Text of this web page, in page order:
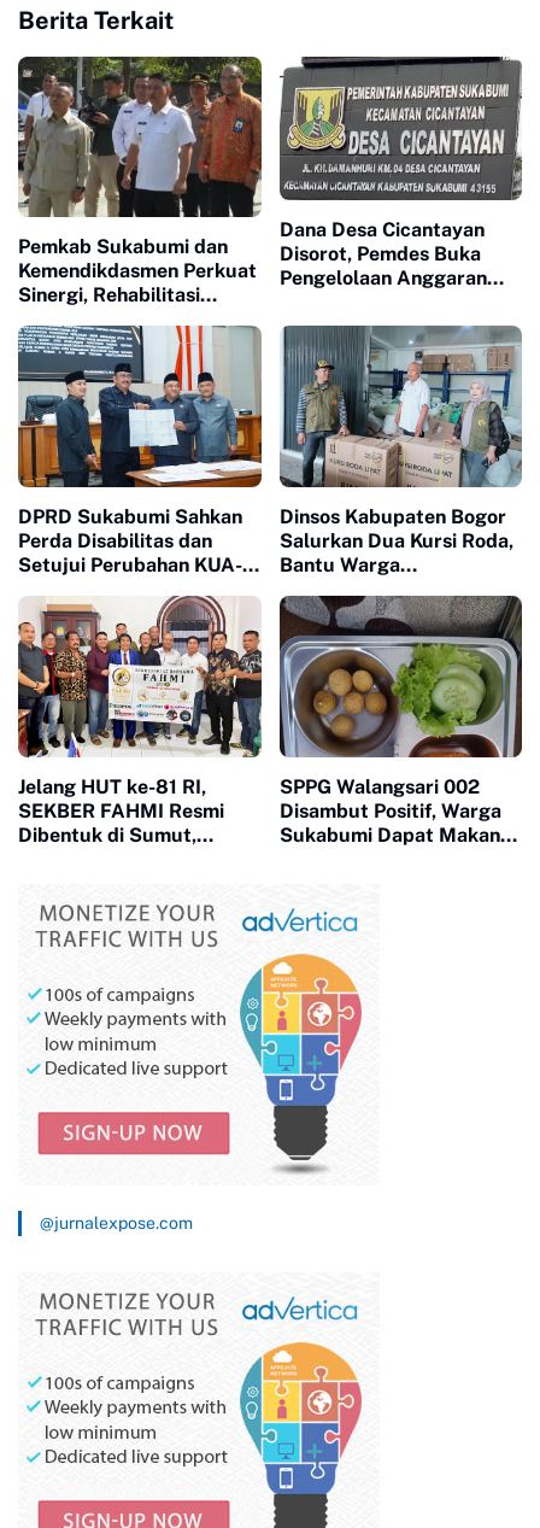
Berita Terkait
Pemkab Sukabumi dan
Kemendikdasmen Perkuat
Sinergi, Rehabilitasi
Dana Desa Cicantayan
Disorot, Pemdes Buka
Pengelolaan Anggaran
DPRD Sukabumi Sahkan
Perda Disabilitas dan
Setujui Perubahan KUA-
Dinsos Kabupaten Bogor
Salurkan Dua Kursi Roda,
Bantu Warga
Ciomas
Jelang HUT ke-81 RI,
SEKBER FAHMI Resmi
Dibentuk di Sumut,
SPPG Walangsari 002
Disambut Positif, Warga
Sukabumi Dapat Makan
@jurnalexpose.com